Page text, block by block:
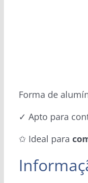
Forma de
✓ Apto para
✩ Ideal para